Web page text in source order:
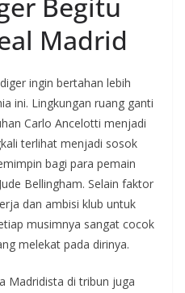
Madrid
ingin bertahan lebih
ini. Lingkungan ruang ganti
Carlo Ancelotti menjadi
terlihat menjadi sosok
bagi para pemain
Bellingham. Selain faktor
dan ambisi klub untuk
musimnya sangat cocok
melekat pada dirinya.
Madridista di tribun juga